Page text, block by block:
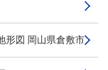
形図 岡山県倉敷市